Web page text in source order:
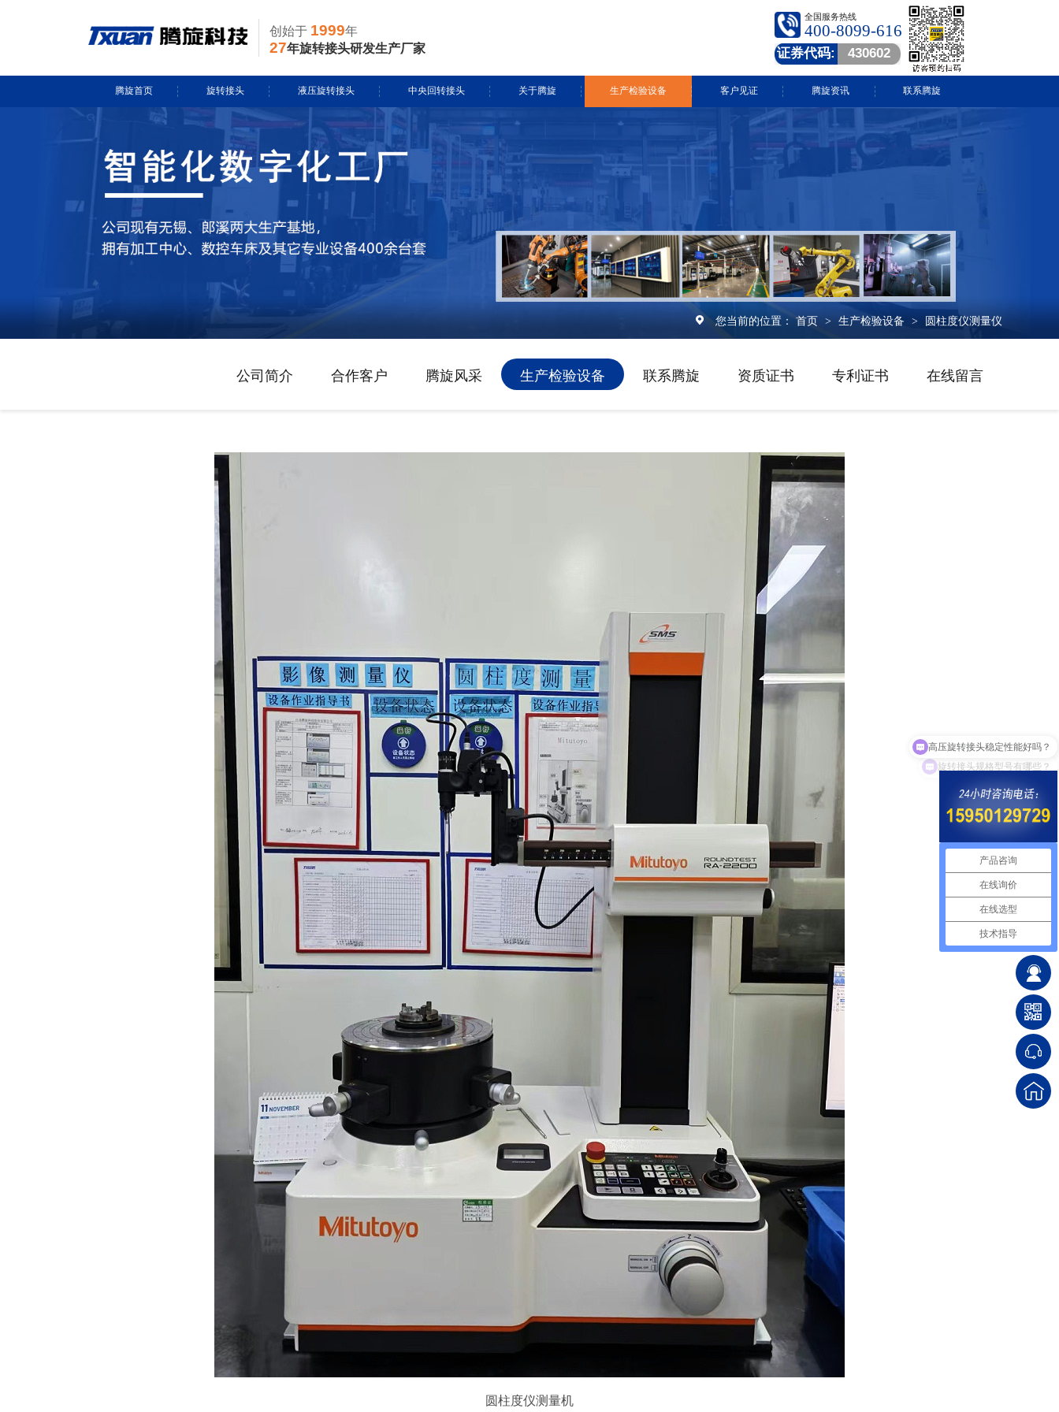
创始于 1999年
27年旋转接头研发生产厂家
全国服务热线
400-8099-616
证券代码: 430602
腾旋首页 旋转接头
水用旋转接头
导热油旋转接头
蒸汽旋转接头
切削液旋转接头
液压旋转接头
风电液压滑环
关节接头
中央回转接头
挖掘机旋转接头
消防车旋转接头
关于腾旋
专利证书
腾旋风采
生产检验设备 客户见证 腾旋资讯
腾旋快讯
常见问答
行业动态
视频中心
联系腾旋
您当前的位置： 首页 > 生产检验设备 > 圆柱度仪测量仪
公司简介 合作客户 腾旋风采 生产检验设备 联系腾旋 资质证书 专利证书 在线留言
圆柱度仪测量机
产品咨询
在线询价
在线选型
技术指导
旋转接头规格型号有哪些？